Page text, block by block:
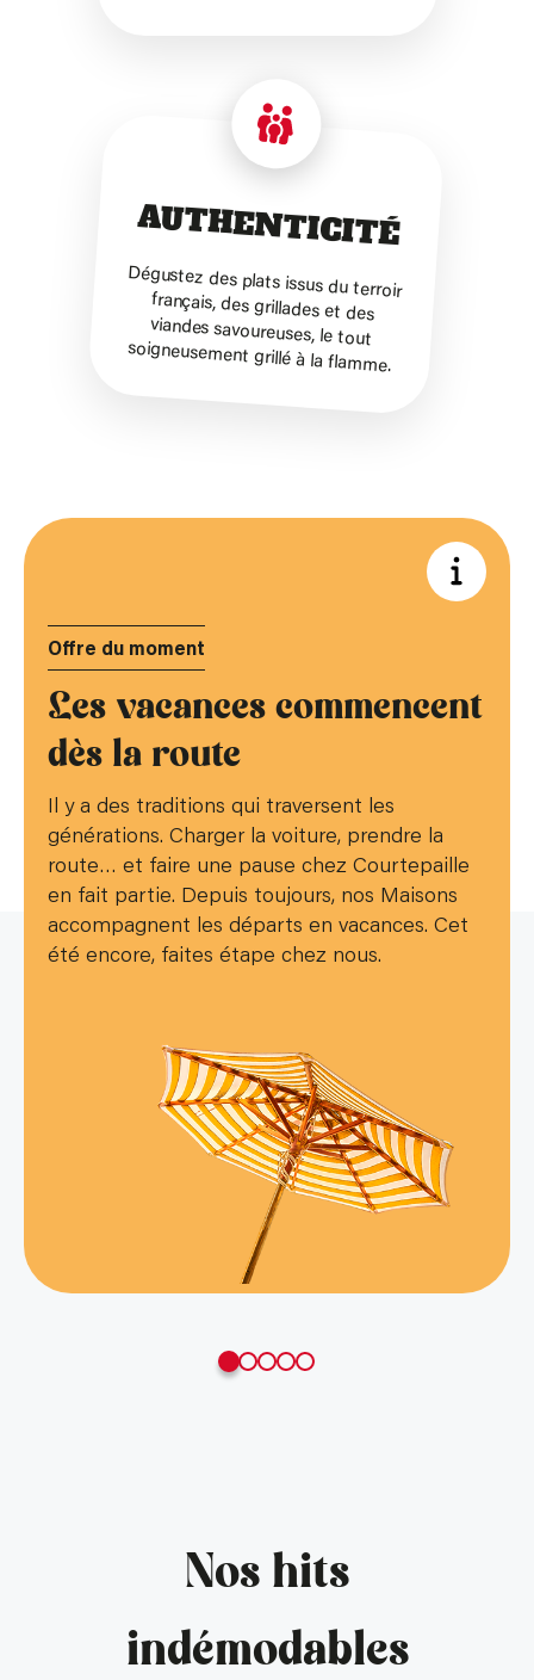
AUTHENTICITÉ
Dégustez des plats issus du terroir
français, des grillades et des
viandes savoureuses, le tout
soigneusement grillé à la flamme.
Offre du moment
Les vacances commencent
dès la route
Il y a des traditions qui traversent les
générations. Charger la voiture, prendre la
route… et faire une pause chez Courtepaille
en fait partie. Depuis toujours, nos Maisons
accompagnent les départs en vacances. Cet
été encore, faites étape chez nous.
Nos hits
indémodables